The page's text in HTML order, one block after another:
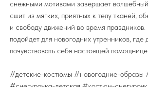
снежными мотивами завершает
сшит из мягких, приятных к телу тканей,
и свободу движений во время
подойдет для новогодних утренников, где
почувствовать себя настоящей
#детские-костюмы #новогодние-образы